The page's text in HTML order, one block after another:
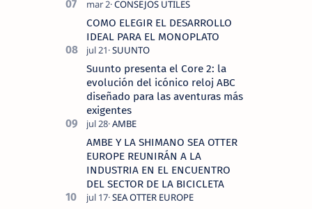
COMO ELEGIR EL DESARROLLO
IDEAL PARA EL MONOPLATO
Suunto presenta el Core 2: la
evolución del icónico reloj ABC
diseñado para las aventuras más
exigentes
AMBE Y LA SHIMANO SEA OTTER
EUROPE REUNIRÁN A LA
INDUSTRIA EN EL ENCUENTRO
DEL SECTOR DE LA BICICLETA